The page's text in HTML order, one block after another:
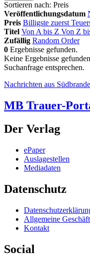
Sortieren nach: Preis
Veröffentlichungsdatum
Preis Billigste zuerst
Titel Von A bis Z Von Z
Zufällig Random Order
0 Ergebnisse gefunden.
Keine Ergebnisse
Suchanfrage entsprechen.
Nachrichten aus
MB Trauer-
Der Verlag
ePaper
Auslagestellen
Mediadaten
Datenschutz
Allgemeine
Kontakt
Social